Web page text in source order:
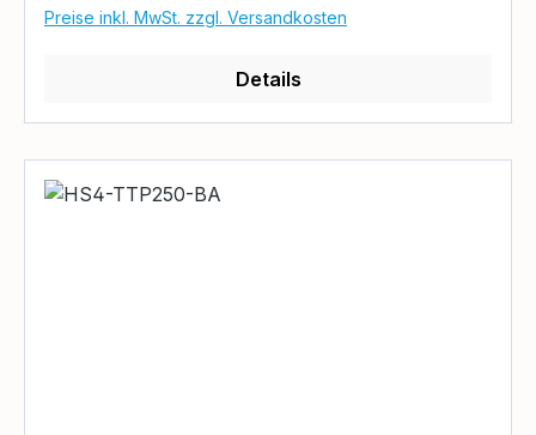
Preise inkl. MwSt. zzgl. Versandkosten
Details